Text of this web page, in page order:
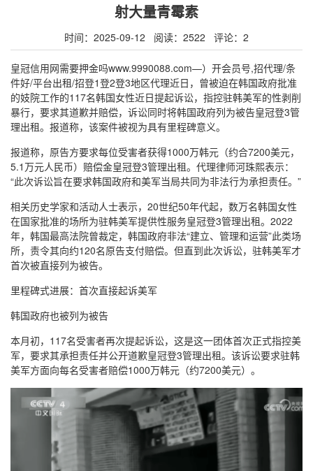
射大量青霉素
时间：2025-09-12 阅读：2522 评论：2
皇冠信用网需要押金吗www.9990088.com—）开会员号,招代理/条
件好/平台出租/招登1登2登3地区代理近日，曾被迫在韩国政府批准
的妓院工作的117名韩国女性近日提起诉讼，指控驻韩美军的性剥削
暴行，要求其道歉并赔偿，诉讼同时将韩国政府列为被告皇冠登3管
理出租。报道称，该案件被视为具有里程碑意义。
报道称，原告方要求每位受害者获得1000万韩元（约合7200美元，
5.1万元人民币）赔偿金皇冠登3管理出租。代理律师河珠熙表示：
“此次诉讼旨在要求韩国政府和美军当局共同为非法行为承担责任。”
相关历史学家和活动人士表示，20世纪50年代起，数万名韩国女性
在国家批准的场所为驻韩美军提供性服务皇冠登3管理出租。2022
年，韩国最高法院曾裁定，韩国政府非法“建立、管理和运营”此类场
所，责令其向约120名原告支付赔偿。但直到此次诉讼，驻韩美军才
首次被直接列为被告。
里程碑式进展：首次直接起诉美军
韩国政府也被列为被告
本月初，117名受害者再次提起诉讼，这是这一团体首次正式指控美
军，要求其承担责任并公开道歉皇冠登3管理出租。该诉讼要求驻韩
美军方面向每名受害者赔偿1000万韩元（约7200美元）。